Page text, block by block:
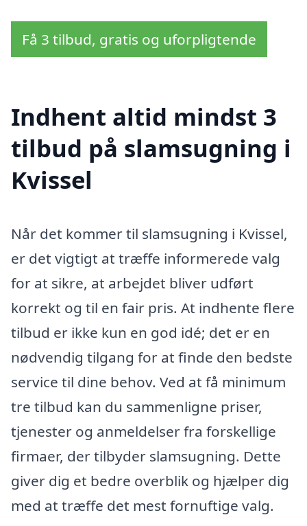
Få 3 tilbud, gratis og uforpligtende
Indhent altid mindst 3
tilbud på slamsugning i
Kvissel
Når det kommer til slamsugning i Kvissel,
er det vigtigt at træffe informerede valg
for at sikre, at arbejdet bliver udført
korrekt og til en fair pris. At indhente flere
tilbud er ikke kun en god idé; det er en
nødvendig tilgang for at finde den bedste
service til dine behov. Ved at få minimum
tre tilbud kan du sammenligne priser,
tjenester og anmeldelser fra forskellige
firmaer, der tilbyder slamsugning. Dette
giver dig et bedre overblik og hjælper dig
med at træffe det mest fornuftige valg.